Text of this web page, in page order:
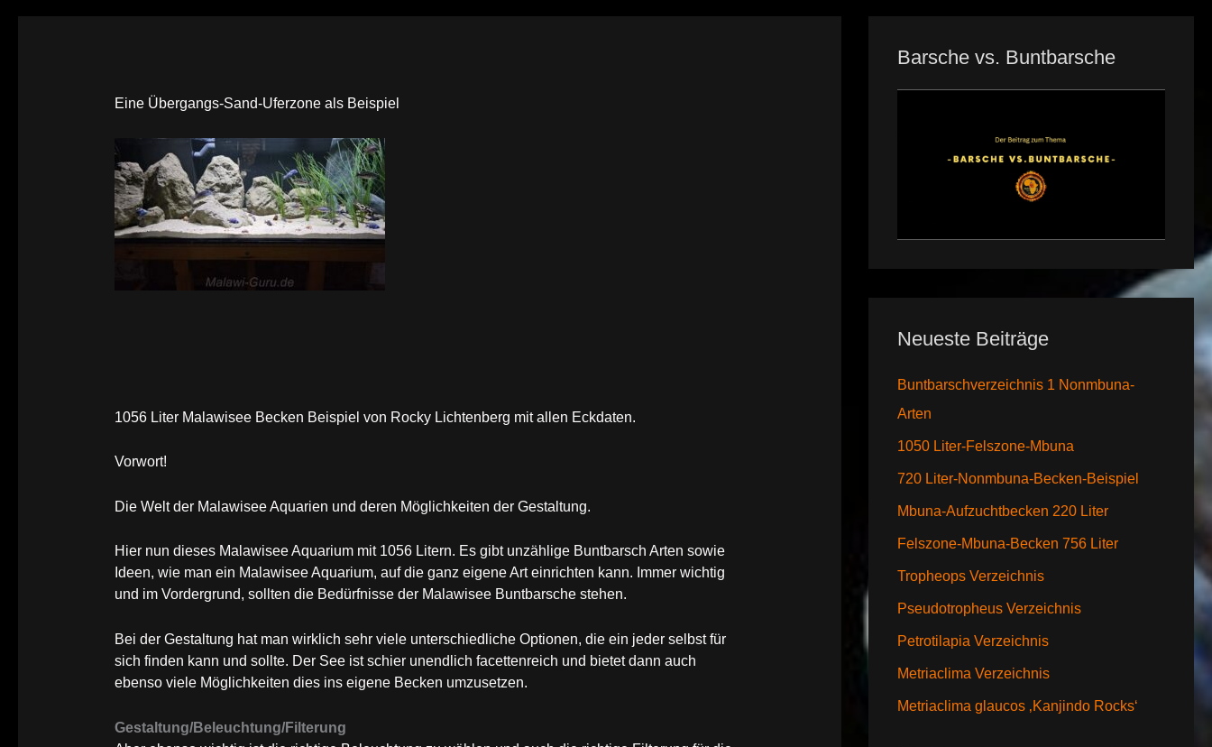
Eine Übergangs-Sand-Uferzone als Beispiel
1056 Liter Malawisee Becken Beispiel von Rocky Lichtenberg mit allen Eckdaten.
Vorwort!
Die Welt der Malawisee Aquarien und deren Möglichkeiten der Gestaltung.
Hier nun dieses Malawisee Aquarium mit 1056 Litern. Es gibt unzählige Buntbarsch Arten sowie
Ideen, wie man ein Malawisee Aquarium, auf die ganz eigene Art einrichten kann. Immer wichtig
und im Vordergrund, sollten die Bedürfnisse der Malawisee Buntbarsche stehen.
Bei der Gestaltung hat man wirklich sehr viele unterschiedliche Optionen, die ein jeder selbst für
sich finden kann und sollte. Der See ist schier unendlich facettenreich und bietet dann auch
ebenso viele Möglichkeiten dies ins eigene Becken umzusetzen.
Gestaltung/Beleuchtung/Filterung
Barsche vs. Buntbarsche
Neueste Beiträge
Buntbarschverzeichnis 1 Nonmbuna-
Arten
1050 Liter-Felszone-Mbuna
720 Liter-Nonmbuna-Becken-Beispiel
Mbuna-Aufzuchtbecken 220 Liter
Felszone-Mbuna-Becken 756 Liter
Tropheops Verzeichnis
Pseudotropheus Verzeichnis
Petrotilapia Verzeichnis
Metriaclima Verzeichnis
Metriaclima glaucos ‚Kanjindo Rocks‘